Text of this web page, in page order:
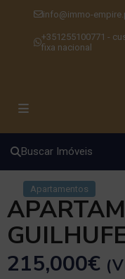
info@immo-
+351255100771 -
fixa nacional
Buscar Imóveis
Apartamentos
215,000€